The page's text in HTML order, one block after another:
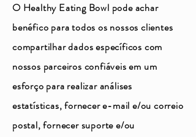
O Healthy Eating Bowl pode achar
benéfico para todos os nossos clientes
compartilhar dados específicos com
nossos parceiros confiáveis em um
esforço para realizar análises
estatísticas, fornecer e-mail e/ou correio
postal, fornecer suporte e/ou